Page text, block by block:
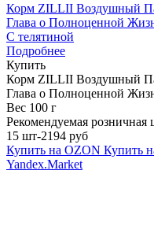
Корм ZILLII Воздушный
Глава о Полноценной
С телятиной
Подробнее
Купить
Корм ZILLII Воздушный
Глава о Полноценной
Вес 100 г
Рекомендуемая розничная
15 шт-2194 руб
Купить на OZON Купить
Yandex.Market